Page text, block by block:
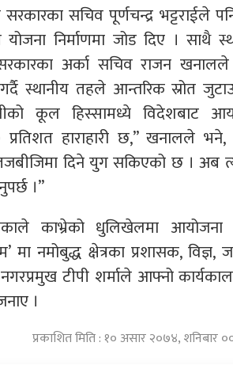
सचिव पूर्णचन्द्र भट्टराईले
निर्माणमा जोड दिए । साथै
अर्का सचिव राजन खनालले
स्थानीय तहले आन्तरिक स्रोत
कूल हिस्सामध्ये विदेशबाट
हाराहारी छ,” खनालले
तजबीजिमा दिने युग सकिएको छ ।
।”
काभ्रेको धुलिखेलमा आयोजना
मा नमोबुद्ध क्षेत्रका प्रशासक, विज्ञ,
टीपी शर्माले आफ्नो
।
प्रकाशित मिति : १० असार २०७४, शनिबार